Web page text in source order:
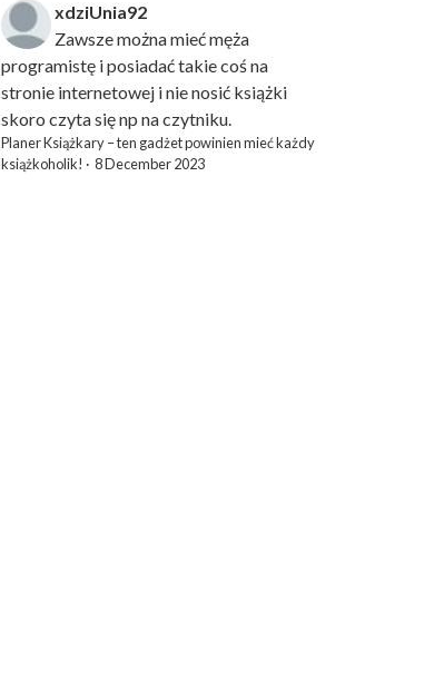
xdziUnia92
Zawsze można mieć męża
programistę i posiadać takie coś na
stronie internetowej i nie nosić książki
skoro czyta się np na czytniku.
Planer Książkary – ten gadżet powinien mieć każdy
książkoholik! · 8 December 2023